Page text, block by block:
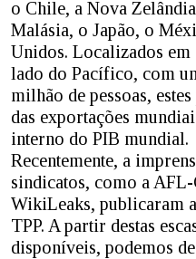
o Chile, a Nova
Malásia, o Japão, o
Unidos. Localizados em
lado do Pacífico, com
milhão de pessoas,
das exportações
interno do PIB mundial.
Recentemente, a
sindicatos, como a
WikiLeaks, publicaram
TPP. A partir destas
disponíveis, podemos